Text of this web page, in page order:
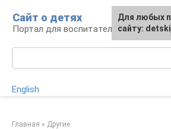
контенту
Сайт о детях
Портал для воспитателей и
English
Главная » Другие
Для любых
сайту: